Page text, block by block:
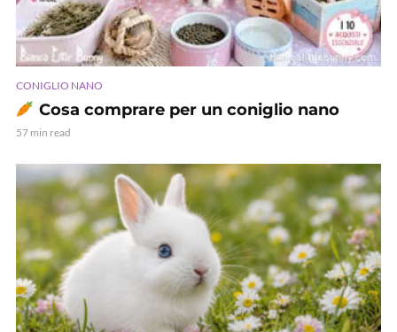
CONIGLIO NANO
Cosa comprare per un coniglio nano
57 min read